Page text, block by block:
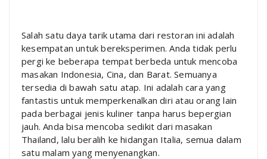
Salah satu daya tarik utama dari restoran ini adalah
kesempatan untuk bereksperimen. Anda tidak perlu
pergi ke beberapa tempat berbeda untuk mencoba
masakan Indonesia, Cina, dan Barat. Semuanya
tersedia di bawah satu atap. Ini adalah cara yang
fantastis untuk memperkenalkan diri atau orang lain
pada berbagai jenis kuliner tanpa harus bepergian
jauh. Anda bisa mencoba sedikit dari masakan
Thailand, lalu beralih ke hidangan Italia, semua dalam
satu malam yang menyenangkan.